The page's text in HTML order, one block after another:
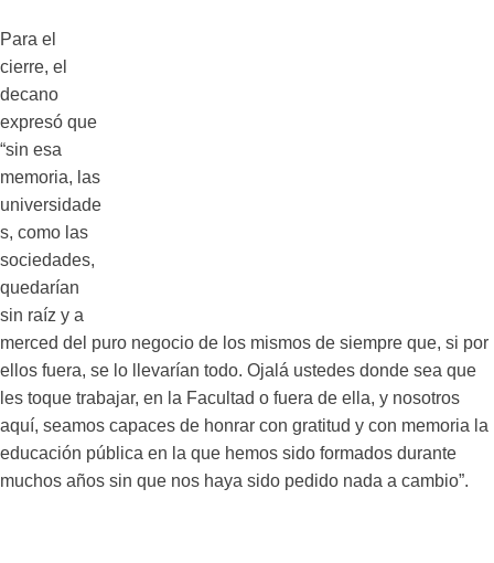
Para el
cierre, el
decano
expresó que
“sin esa
memoria, las
universidade
s, como las
sociedades,
quedarían
sin raíz y a
merced del puro negocio de los mismos de siempre que, si por
ellos fuera, se lo llevarían todo. Ojalá ustedes donde sea que
les toque trabajar, en la Facultad o fuera de ella, y nosotros
aquí, seamos capaces de honrar con gratitud y con memoria la
educación pública en la que hemos sido formados durante
muchos años sin que nos haya sido pedido nada a cambio”.